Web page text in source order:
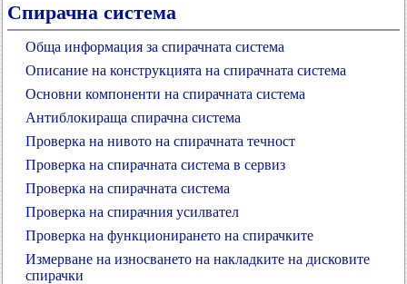
Спирачна система
Обща информация за спирачната система
Описание на конструкцията на спирачната система
Основни компоненти на спирачната система
Антиблокираща спирачна система
Проверка на нивото на спирачната течност
Проверка на спирачната система в сервиз
Проверка на спирачната система
Проверка на спирачния усилвател
Проверка на функционирането на спирачките
Измерване на износването на накладките на дисковите
спирачки